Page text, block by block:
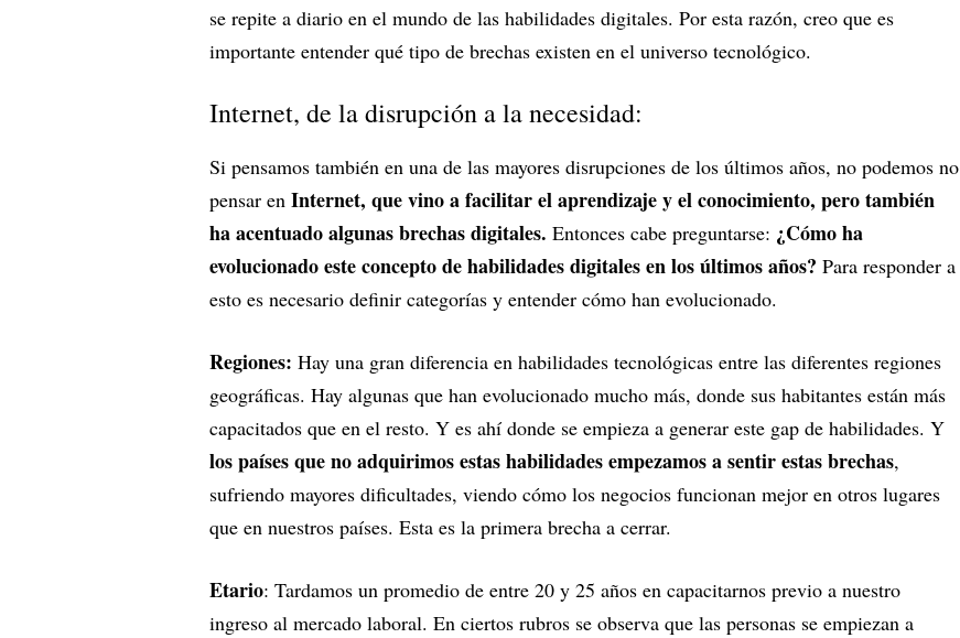
se repite a diario en el mundo de las habilidades digitales. Por esta razón, creo que es
importante entender qué tipo de brechas existen en el universo tecnológico.
Internet, de la disrupción a la necesidad:
Si pensamos también en una de las mayores disrupciones de los últimos años, no podemos no
pensar en Internet, que vino a facilitar el aprendizaje y el conocimiento, pero también
ha acentuado algunas brechas digitales. Entonces cabe preguntarse: ¿Cómo ha
evolucionado este concepto de habilidades digitales en los últimos años? Para responder a
esto es necesario definir categorías y entender cómo han evolucionado.
Regiones: Hay una gran diferencia en habilidades tecnológicas entre las diferentes regiones
geográficas. Hay algunas que han evolucionado mucho más, donde sus habitantes están más
capacitados que en el resto. Y es ahí donde se empieza a generar este gap de habilidades. Y
los países que no adquirimos estas habilidades empezamos a sentir estas brechas,
sufriendo mayores dificultades, viendo cómo los negocios funcionan mejor en otros lugares
que en nuestros países. Esta es la primera brecha a cerrar.
Etario: Tardamos un promedio de entre 20 y 25 años en capacitarnos previo a nuestro
ingreso al mercado laboral. En ciertos rubros se observa que las personas se empiezan a